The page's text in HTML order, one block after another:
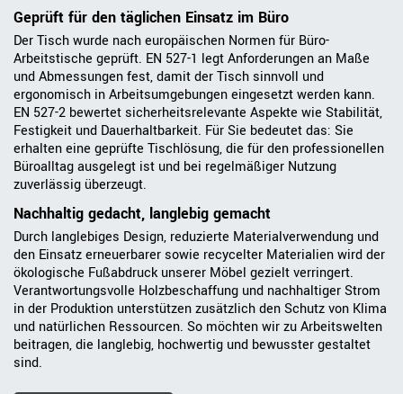
Geprüft für den täglichen Einsatz im Büro
Der Tisch wurde nach europäischen Normen für Büro-
Arbeitstische geprüft. EN 527-1 legt Anforderungen an Maße
und Abmessungen fest, damit der Tisch sinnvoll und
ergonomisch in Arbeitsumgebungen eingesetzt werden kann.
EN 527-2 bewertet sicherheitsrelevante Aspekte wie Stabilität,
Festigkeit und Dauerhaltbarkeit. Für Sie bedeutet das: Sie
erhalten eine geprüfte Tischlösung, die für den professionellen
Büroalltag ausgelegt ist und bei regelmäßiger Nutzung
zuverlässig überzeugt.
Nachhaltig gedacht, langlebig gemacht
Durch langlebiges Design, reduzierte Materialverwendung und
den Einsatz erneuerbarer sowie recycelter Materialien wird der
ökologische Fußabdruck unserer Möbel gezielt verringert.
Verantwortungsvolle Holzbeschaffung und nachhaltiger Strom
in der Produktion unterstützen zusätzlich den Schutz von Klima
und natürlichen Ressourcen. So möchten wir zu Arbeitswelten
beitragen, die langlebig, hochwertig und bewusster gestaltet
sind.